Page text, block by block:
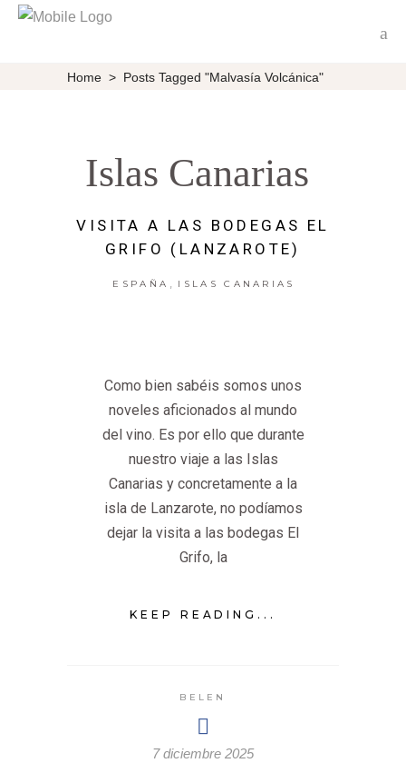
Home > Posts Tagged "Malvasía Volcánica"
Islas Canarias
VISITA A LAS BODEGAS EL
GRIFO (LANZAROTE)
ESPAÑA , ISLAS CANARIAS
Como bien sabéis somos unos
noveles aficionados al mundo
del vino. Es por ello que durante
nuestro viaje a las Islas
Canarias y concretamente a la
isla de Lanzarote, no podíamos
dejar la visita a las bodegas El
Grifo, la
KEEP READING...
BELEN
7 diciembre 2025